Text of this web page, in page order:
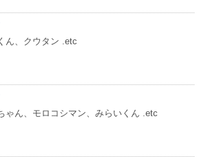
ん、クウタン .etc
ゃん、モロコシマン、みらいくん .etc